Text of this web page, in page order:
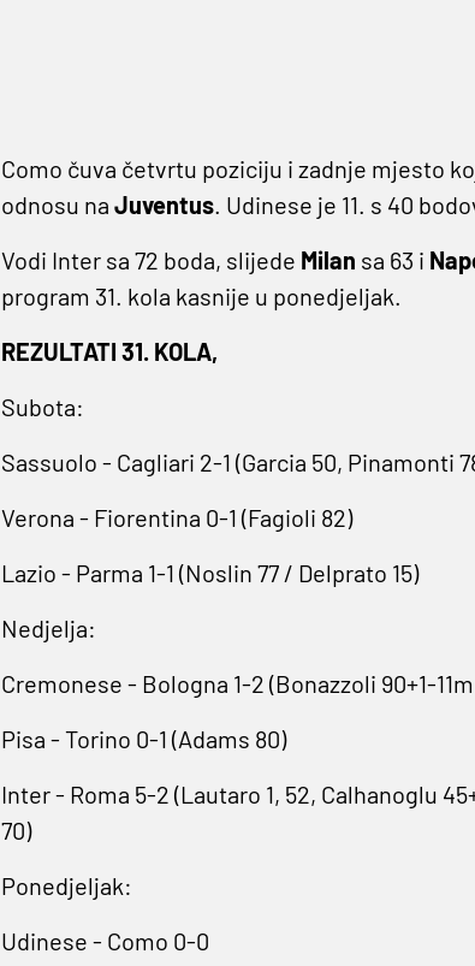
Como čuva četvrtu poziciju i zadnje mjesto
odnosu na Juventus. Udinese je 11. s 40
Vodi Inter sa 72 boda, slijede Milan sa 63 i
program 31. kola kasnije u ponedjeljak.
REZULTATI 31. KOLA,
Subota:
Sassuolo - Cagliari 2-1 (Garcia ⁠50, Pinamonti
Verona - Fiorentina 0-1 (Fagioli 82)
Lazio - Parma 1-1 (Noslin 77 / Delprato 15)
Nedjelja:
Cremonese - Bologna 1-2 (Bonazzoli 90+1-
Pisa - Torino 0-1 (Adams 80)
Inter - Roma 5-2 (Lautaro 1, 52, Calhanoglu
70)
Ponedjeljak:
Udinese - Como 0-0